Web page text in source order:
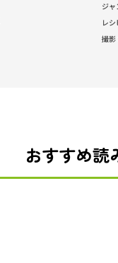
ジャ
レ
撮影
おすすめ読